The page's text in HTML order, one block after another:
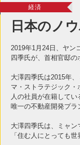
経済
日本のノ
2019年1月24日、ヤン
四季氏が、首相官邸の
大澤四季氏は2015年
マ・ストラテジック
人の社員が在籍してい
唯一の不動産開発プラ
大澤四季氏は、ミャ
「住む人にとっても